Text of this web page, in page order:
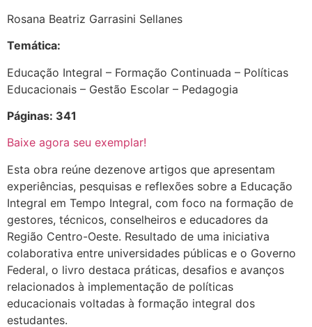
Rosana Beatriz Garrasini Sellanes
Temática:
Educação Integral – Formação Continuada – Políticas
Educacionais – Gestão Escolar – Pedagogia
Páginas: 341
Baixe agora seu exemplar!
Esta obra reúne dezenove artigos que apresentam
experiências, pesquisas e reflexões sobre a Educação
Integral em Tempo Integral, com foco na formação de
gestores, técnicos, conselheiros e educadores da
Região Centro-Oeste. Resultado de uma iniciativa
colaborativa entre universidades públicas e o Governo
Federal, o livro destaca práticas, desafios e avanços
relacionados à implementação de políticas
educacionais voltadas à formação integral dos
estudantes.